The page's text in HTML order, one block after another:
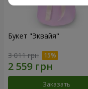
Букет "Эквайя"
3 011 грн
Заказать